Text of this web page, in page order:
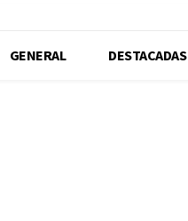
GENERAL DESTACADAS